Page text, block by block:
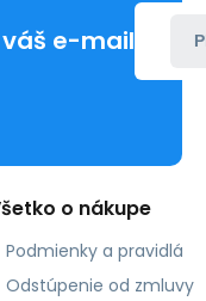
e-mail
o nákupe
Podmienky a pravidlá
Odstúpenie od zmluvy